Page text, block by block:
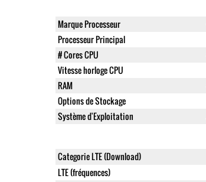
Marque Processeur
Processeur Principal
# Cores CPU
Vitesse horloge CPU
RAM
Options de Stockage
Système d'Exploitation
Categorie LTE (Download)
LTE (fréquences)